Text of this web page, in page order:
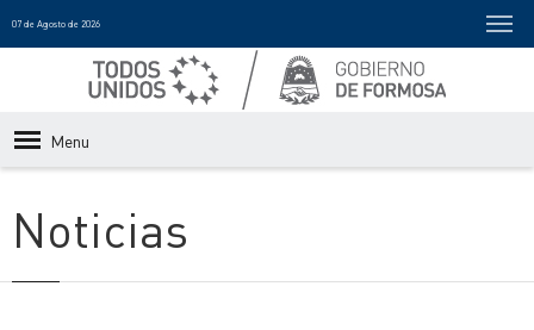
07 de Agosto de 2026
Menu
Noticias